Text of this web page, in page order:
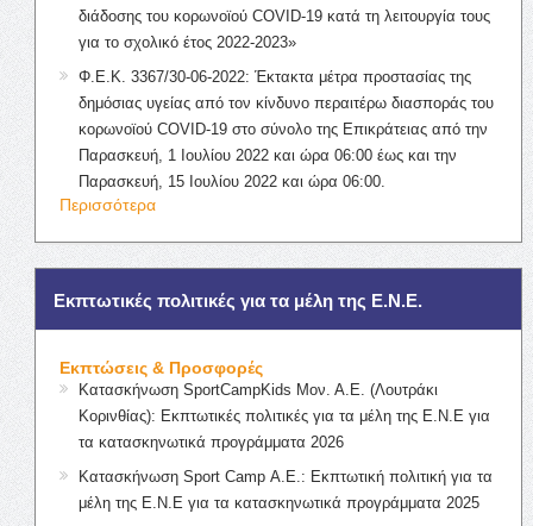
διάδοσης του κορωνοϊού COVID-19 κατά τη λειτουργία τους
για το σχολικό έτος 2022-2023»
Φ.Ε.Κ. 3367/30-06-2022: Έκτακτα μέτρα προστασίας της
δημόσιας υγείας από τον κίνδυνο περαιτέρω διασποράς του
κορωνοϊού COVID-19 στο σύνολο της Επικράτειας από την
Παρασκευή, 1 Ιουλίου 2022 και ώρα 06:00 έως και την
Παρασκευή, 15 Ιουλίου 2022 και ώρα 06:00.
Περισσότερα
Εκπτωτικές πολιτικές για τα μέλη της Ε.Ν.Ε.
Εκπτώσεις & Προσφορές
Κατασκήνωση SportCampKids Μον. Α.Ε. (Λουτράκι
Κορινθίας): Εκπτωτικές πολιτικές για τα μέλη της Ε.Ν.Ε για
τα κατασκηνωτικά προγράμματα 2026
Κατασκήνωση Sport Camp Α.Ε.: Εκπτωτική πολιτική για τα
μέλη της Ε.Ν.Ε για τα κατασκηνωτικά προγράμματα 2025